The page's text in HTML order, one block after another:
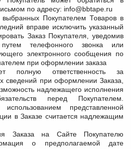
по адресу: info@bbtape.ru
выбранных Покупателем Товаров в
вправе исключить указанный
Заказ Покупателя, уведомив
телефонного звонка или
электронного сообщения по
при оформлении заказа
полную ответственность за
сведений при оформлении Заказа,
надлежащего исполнения
перед Покупателем.
представленной
в Заказе считается надлежащим
Заказа на Сайте Покупателю
о предполагаемой дате